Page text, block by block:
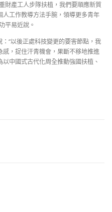
財產工人步隊扶植，我們要順應新質
工作教導方法手腕，領導更多青年
平易近說。
“以後正處科技變更的要害節點，我
，捉住汗青機會，果斷不移地推進
中國式古代化周全推動強國扶植、